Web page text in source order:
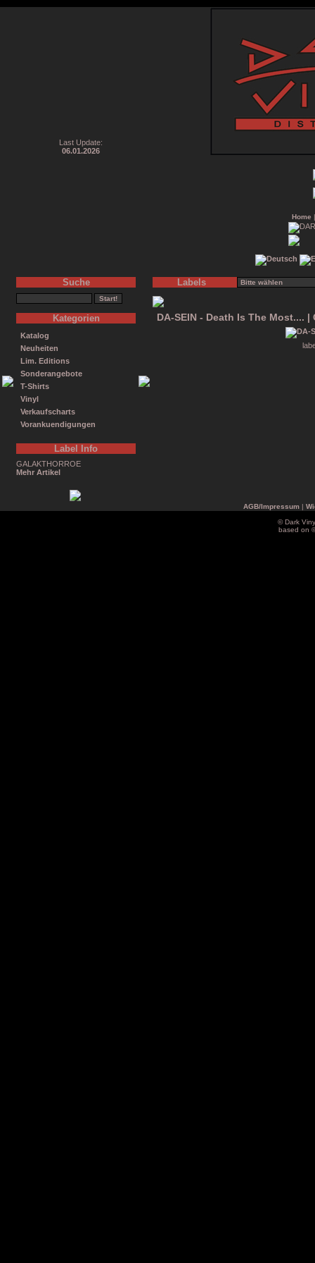
Last Update:
06.01.2026
Home
Suche
Kategorien
Katalog
Neuheiten
Lim. Editions
Sonderangebote
T-Shirts
Vinyl
Verkaufscharts
Vorankuendigungen
Label Info
GALAKTHORROE
Mehr Artikel
Labels
DA-SEIN - Death Is The Most.... |
AGB/Impressum|
© Dark
based on